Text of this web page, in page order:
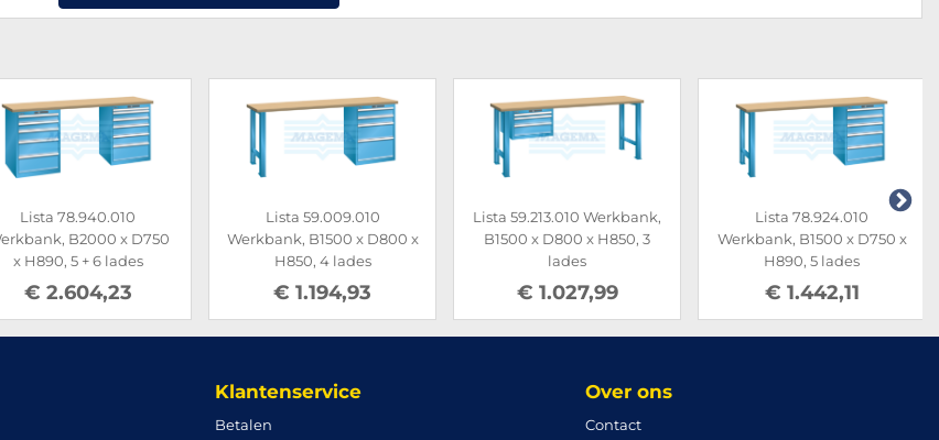
Lista 78.940.010
B2000 x D750
x H890, 5 + 6 lades
€ 2.604,23
Lista 59.009.010
Werkbank, B1500 x D800 x
H850, 4 lades
€ 1.194,93
Lista 59.213.010 Werkbank,
B1500 x D800 x H850, 3
lades
€ 1.027,99
Lista 78.924.010
Werkbank, B1500 x D750 x
H890, 5 lades
€ 1.442,11
Klantenservice
Betalen
Over ons
Contact